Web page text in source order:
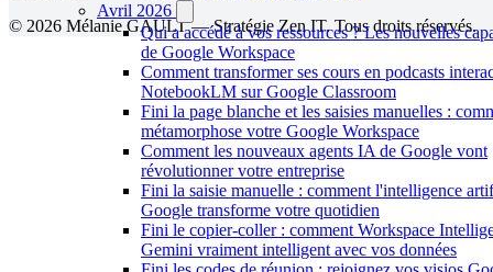
Avril 2026
Qui a accédé à vos ressources ? Les nouvelles
de Google Workspace
Comment transformer ses cours en podcasts
NotebookLM sur Google Classroom
Fini la page blanche et les saisies manuelles :
métamorphose votre Google Workspace
Comment les nouveaux agents IA de Google vont
révolutionner votre entreprise
Fini la saisie manuelle : comment l'intelligence
Google transforme votre quotidien
Fini le copier-coller : comment Workspace
Gemini vraiment intelligent avec vos données
© 2026 Mélanie GAULT — Stratégie Zen IT. Tous droits réservés.